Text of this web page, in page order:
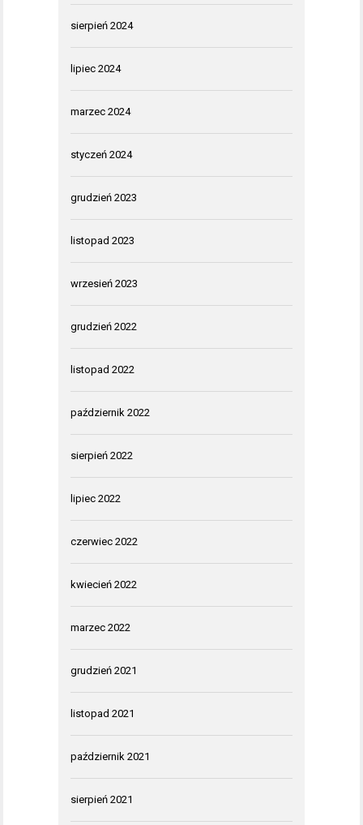
sierpień 2024
lipiec 2024
marzec 2024
styczeń 2024
grudzień 2023
listopad 2023
wrzesień 2023
grudzień 2022
listopad 2022
październik 2022
sierpień 2022
lipiec 2022
czerwiec 2022
kwiecień 2022
marzec 2022
grudzień 2021
listopad 2021
październik 2021
sierpień 2021